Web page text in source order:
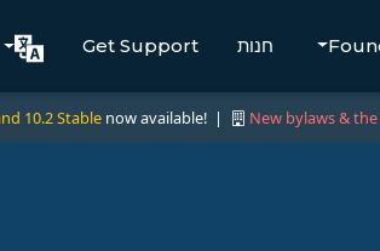
חנות Get Support
10.2 Stable now available! | New bylaws &